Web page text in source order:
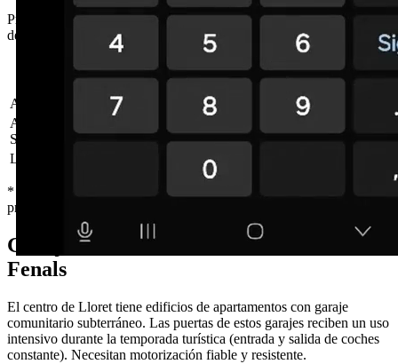
Precios orientativos de puerta seccional sin instalación para garajes
de Lloret de Mar y alrededores.
Tipo de puerta
Medida (ancho ×
Precio sin
instalación
Acanalada blanca, sin motor
260 × 210 cm
Desde 950 €
Acanalada blanca + motor
Sommer
300 × 220 cm
Desde 1.490 €
Lisa RAL 7016, sin motor
250 × 210 cm
* Precios orientativos IVA incluido, sin instalación. Instalación a
presupuesto según garaje.
Garajes en Lloret: del centro turístico a
Fenals
El centro de Lloret tiene edificios de apartamentos con garaje
comunitario subterráneo. Las puertas de estos garajes reciben un uso
intensivo durante la temporada turística (entrada y salida de coches
constante). Necesitan motorización fiable y resistente.